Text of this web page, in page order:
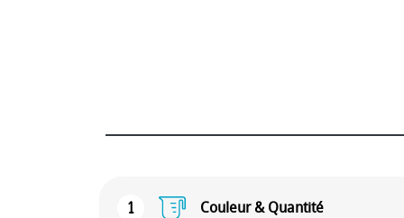
1 Couleur & Quantité